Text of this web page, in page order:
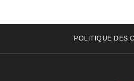
POLITIQUE DES